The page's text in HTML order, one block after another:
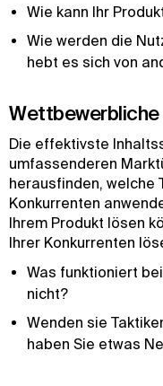
Wie kann Ihr
Wie werden die
hebt es sich von
Wettbewerbliche
Die effektivste
umfassenderen
herausfinden, welche
Konkurrenten
Ihrem Produkt lösen
Ihrer Konkurrenten
Was funktioniert
nicht?
Wenden sie
haben Sie etwas